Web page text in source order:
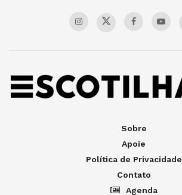
Sobre
Apoie
Política de Privacidade
Contato
Agenda